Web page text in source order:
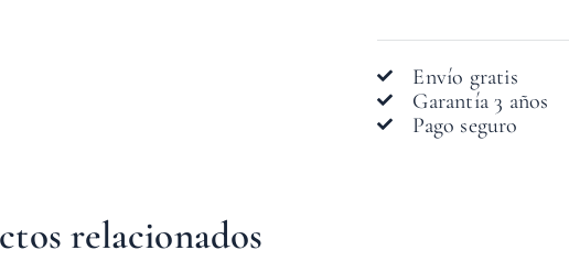
Envío gratis
Garantía 3 años
Pago seguro
relacionados